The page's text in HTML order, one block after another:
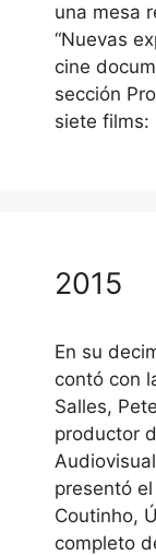
una mesa
“Nuevas
cine
sección
siete films:
2015
En su
contó con
Salles,
productor
presentó
Coutinho,
completo